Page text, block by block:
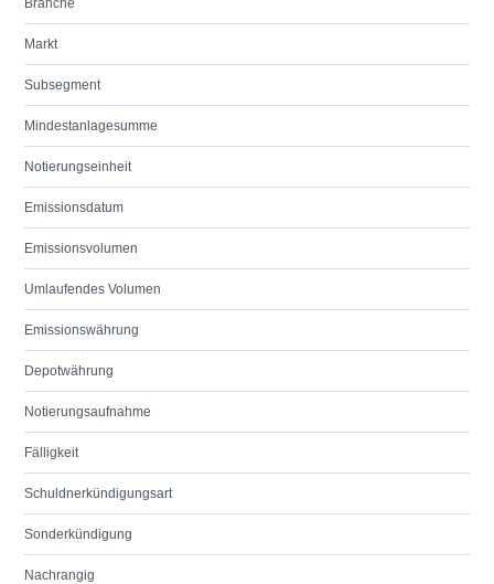
Branche
Markt
Subsegment
Mindestanlagesumme
Notierungseinheit
Emissionsdatum
Emissionsvolumen
Umlaufendes Volumen
Emissionswährung
Depotwährung
Notierungsaufnahme
Fälligkeit
Schuldnerkündigungsart
Sonderkündigung
Nachrangig